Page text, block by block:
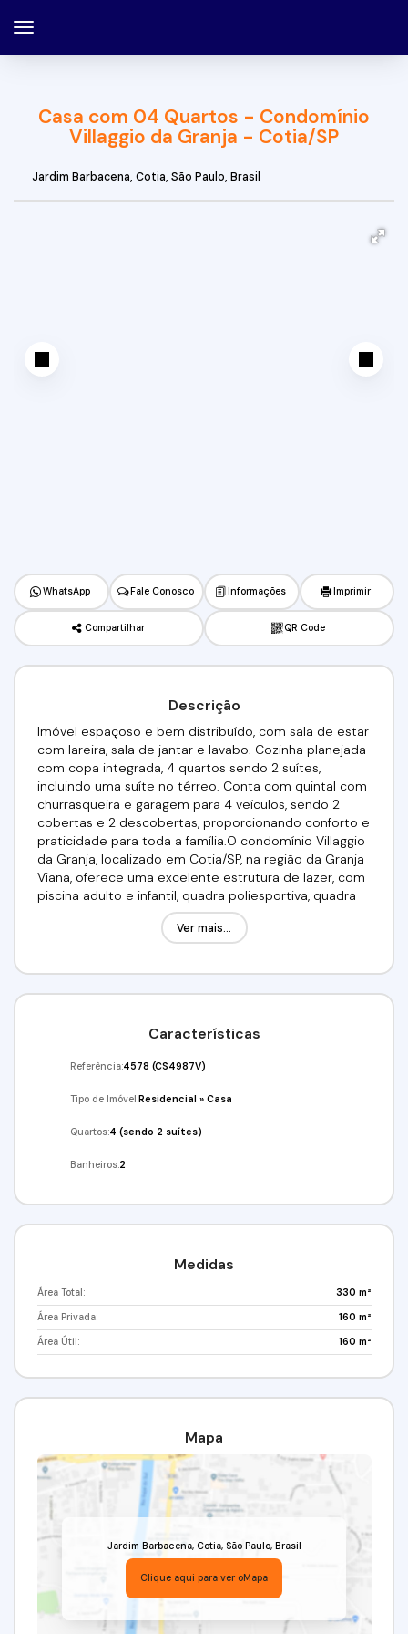
Casa com 04 Quartos - Condomínio
Villaggio da Granja - Cotia/SP
Jardim Barbacena, Cotia, São Paulo, Brasil
WhatsApp Fale Conosco Informações Imprimir
Compartilhar QR Code
Descrição
Imóvel espaçoso e bem distribuído, com sala de estar
com lareira, sala de jantar e lavabo. Cozinha planejada
com copa integrada, 4 quartos sendo 2 suítes,
incluindo uma suíte no térreo. Conta com quintal com
churrasqueira e garagem para 4 veículos, sendo 2
cobertas e 2 descobertas, proporcionando conforto e
praticidade para toda a família.O condomínio Villaggio
da Granja, localizado em Cotia/SP, na região da Granja
Viana, oferece uma excelente estrutura de lazer, com
piscina adulto e infantil, quadra poliesportiva, quadra
de tênis, salão de festas, salão de jogos, academia,
playground, área gourmet com churrasqueira e ampla
Rodovia Raposo Tavares, com fácil acesso a São Paulo,
shoppings, escolas e comércios, oferecendo
dia.Valor:R$895.000,00 Aceita Financiamento! Utilize
98211-2565 / (11) 97417-8061Imobiliária Alfa
Ver mais...
Características
Referência:4578 (CS4987V)
Tipo de Imóvel:Residencial »Casa
Quartos:4 (sendo 2 suítes)
Banheiros:2
Medidas
Área Total: 330 m²
Área Privada: 160 m²
Área Útil: 160 m²
Mapa
Jardim Barbacena, Cotia, São Paulo, Brasil
Clique aqui para ver oMapa